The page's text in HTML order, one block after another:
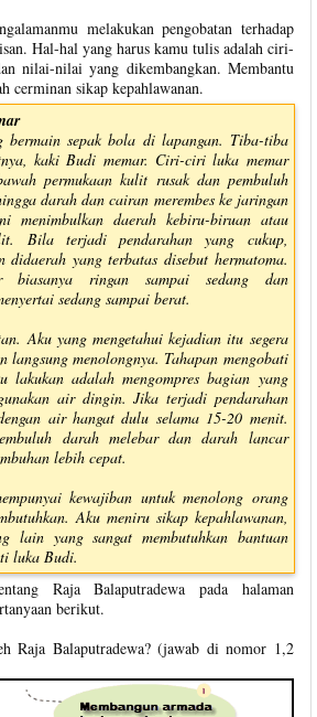
melakukan pengobatan terhadap
Hal-hal yang harus kamu tulis adalah ciri-
nilai-nilai yang dikembangkan. Membantu
cerminan sikap kepahlawanan.
bermain sepak bola di lapangan. Tiba-tiba
kaki Budi memar. Ciri-ciri luka memar
permukaan kulit rusak dan pembuluh
darah dan cairan merembes ke jaringan
menimbulkan daerah kebiru-biruan atau
Bila terjadi pendarahan yang cukup,
didaerah yang terbatas disebut hermatoma.
biasanya ringan sampai sedang dan
sedang sampai berat.
Aku yang mengetahui kejadian itu segera
langsung menolongnya. Tahapan mengobati
lakukan adalah mengompres bagian yang
air dingin. Jika terjadi pendarahan
air hangat dulu selama 15-20 menit.
darah melebar dan darah lancar
lebih cepat.
kewajiban untuk menolong orang
Aku meniru sikap kepahlawanan,
lain yang sangat membutuhkan bantuan
luka Budi.
Raja Balaputradewa pada halaman
berikut.
Raja Balaputradewa? (jawab di nomor 1,2